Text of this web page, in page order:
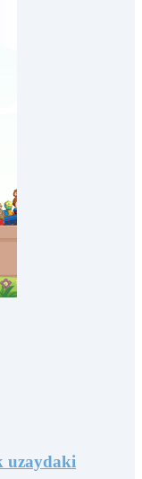
uzaydaki